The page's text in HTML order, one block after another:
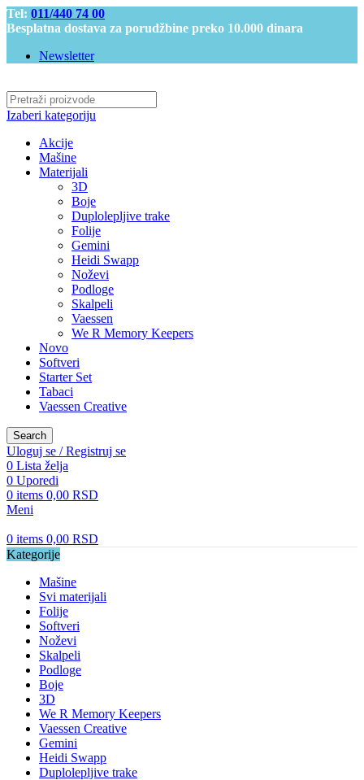
Tel: 011/440 74 00
Besplatna dostava za porudžbine preko 10.000 dinara
Newsletter
Izaberi kategoriju
Akcije
Mašine
Materijali
3D
Boje
Duplolepljive trake
Folije
Gemini
Heidi Swapp
Noževi
Podloge
Skalpeli
Vaessen
We R Memory Keepers
Novo
Softveri
Starter Set
Tabaci
Vaessen Creative
Search
Uloguj se / Registruj se
0 Lista želja
0 Uporedi
0 items 0,00 RSD
Meni
0 items 0,00 RSD
Kategorije
Mašine
Svi materijali
Folije
Softveri
Noževi
Skalpeli
Podloge
Boje
3D
We R Memory Keepers
Vaessen Creative
Gemini
Heidi Swapp
Duplolepljive trake